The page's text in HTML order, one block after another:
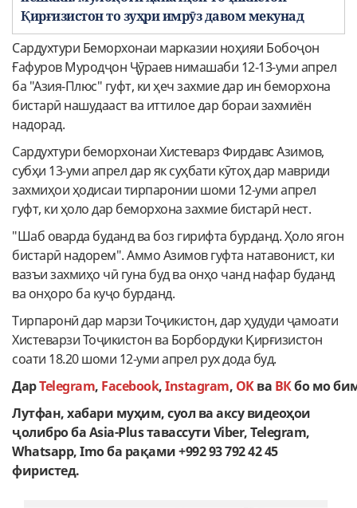
Қирғизистон то зуҳри имрӯз давом мекунад
Сардухтури Беморхонаи марказии ноҳияи Бобоҷон
Ғафуров Муродҷон Ҷӯраев нимашаби 12-13-уми апрел
ба "Азия-Плюс" гуфт, ки ҳеч захмие дар ин беморхона
бистарӣ нашудааст ва иттилое дар бораи захмиён
надорад.
Сардухтури беморхонаи Хистеварз Фирдавс Азимов,
субҳи 13-уми апрел дар як суҳбати кӯтоҳ дар мавриди
захмиҳои ҳодисаи тирпаронии шоми 12-уми апрел
гуфт, ки ҳоло дар беморхона захмие бистарӣ нест.
"Шаб оварда буданд ва боз гирифта бурданд. Ҳоло ягон
бистарӣ надорем". Аммо Азимов гуфта натавонист, ки
вазъи захмиҳо чӣ гуна буд ва онҳо чанд нафар буданд
ва онҳоро ба куҷо бурданд.
Тирпаронӣ дар марзи Тоҷикистон, дар ҳудуди ҷамоати
Хистеварзи Тоҷикистон ва Борбордуки Қирғизистон
соати 18.20 шоми 12-уми апрел рух дода буд.
ДарTelegram, Facebook,Instagram, OKва ВКбо мо
Лутфан, хабари муҳим, суол ва аксу видеоҳои
ҷолибро ба Asia-Plus тавассути Viber, Telegram,
Whatsapp, Imo ба рақами +992 93 792 42 45
фиристед.